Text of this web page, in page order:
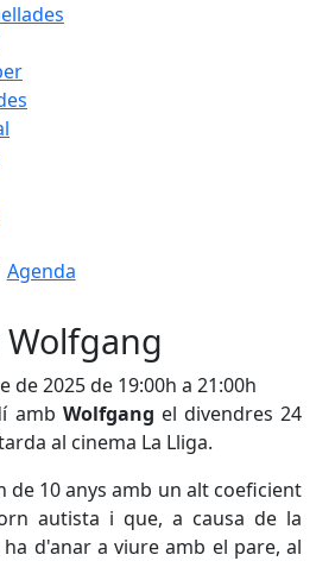
Agenda
de 2025 de 19:00h a 21:00h
amb Wolfgang el divendres 24
al cinema La Lliga.
de 10 anys amb un alt coeficient
autista i que, a causa de la
d'anar a viure amb el pare, al